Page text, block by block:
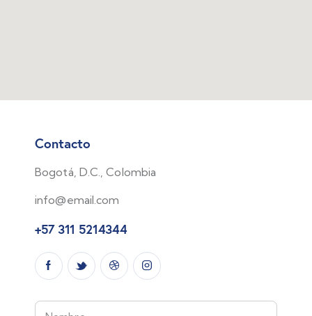
Contacto
Bogotá, D.C., Colombia
info@email.com
+57 311 5214344